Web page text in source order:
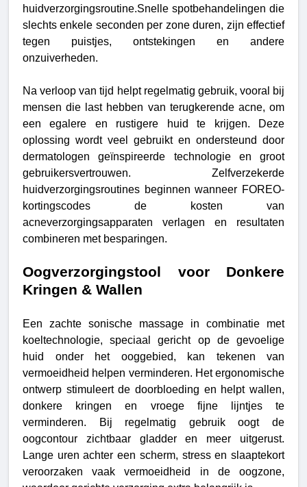
huidverzorgingsroutine.Snelle spotbehandelingen die
slechts enkele seconden per zone duren, zijn effectief
tegen puistjes, ontstekingen en andere
onzuiverheden.
Na verloop van tijd helpt regelmatig gebruik, vooral bij
mensen die last hebben van terugkerende acne, om
een egalere en rustigere huid te krijgen. Deze
oplossing wordt veel gebruikt en ondersteund door
dermatologen geïnspireerde technologie en groot
gebruikersvertrouwen. Zelfverzekerde
huidverzorgingsroutines beginnen wanneer FOREO-
kortingscodes de kosten van
acneverzorgingsapparaten verlagen en resultaten
combineren met besparingen.
Oogverzorgingstool voor Donkere
Kringen & Wallen
Een zachte sonische massage in combinatie met
koeltechnologie, speciaal gericht op de gevoelige
huid onder het ooggebied, kan tekenen van
vermoeidheid helpen verminderen. Het ergonomische
ontwerp stimuleert de doorbloeding en helpt wallen,
donkere kringen en vroege fijne lijntjes te
verminderen. Bij regelmatig gebruik oogt de
oogcontour zichtbaar gladder en meer uitgerust.
Lange uren achter een scherm, stress en slaaptekort
veroorzaken vaak vermoeidheid in de oogzone,